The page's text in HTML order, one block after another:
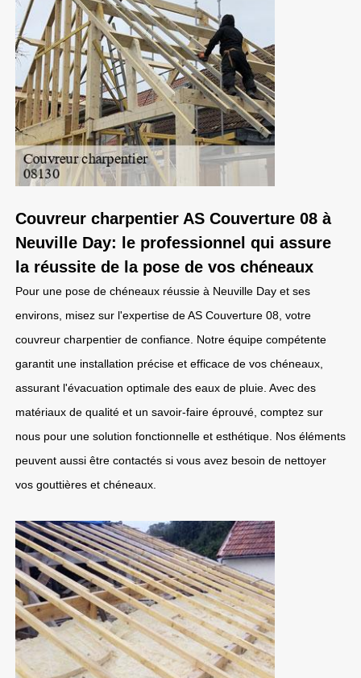
Couvreur charpentier AS Couverture 08 à
Neuville Day: le professionnel qui assure
la réussite de la pose de vos chéneaux
Pour une pose de chéneaux réussie à Neuville Day et ses
environs, misez sur l'expertise de AS Couverture 08, votre
couvreur charpentier de confiance. Notre équipe compétente
garantit une installation précise et efficace de vos chéneaux,
assurant l'évacuation optimale des eaux de pluie. Avec des
matériaux de qualité et un savoir-faire éprouvé, comptez sur
nous pour une solution fonctionnelle et esthétique. Nos éléments
peuvent aussi être contactés si vous avez besoin de nettoyer
vos gouttières et chéneaux.